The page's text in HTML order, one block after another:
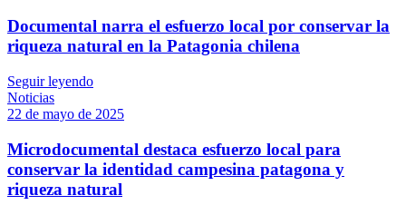
Documental narra el esfuerzo local por conservar la
riqueza natural en la Patagonia chilena
Seguir leyendo
Noticias
22 de mayo de 2025
Microdocumental destaca esfuerzo local para
conservar la identidad campesina patagona y
riqueza natural